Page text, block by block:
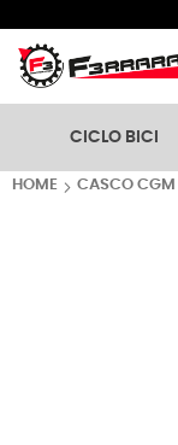
CICLO BICI
HOME CASCO CGM